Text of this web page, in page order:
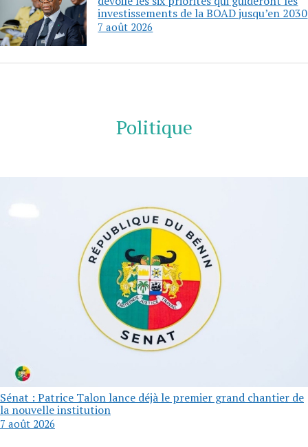
investissements de la BOAD jusqu’en 2030
7 août 2026
Politique
Sénat : Patrice Talon lance déjà le premier grand chantier de
la nouvelle institution
7 août 2026